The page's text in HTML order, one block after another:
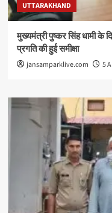
UTTARAKHAND
मुख्यमंत्री पुष्कर सिंह धामी के
प्रगति की हुई समीक्षा
jansamparklive.com 5